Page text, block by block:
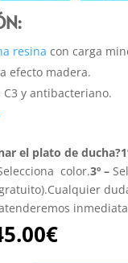
resina con carga
efecto madera.
y antibacteriano.
el plato de ducha?
color.3º –
€